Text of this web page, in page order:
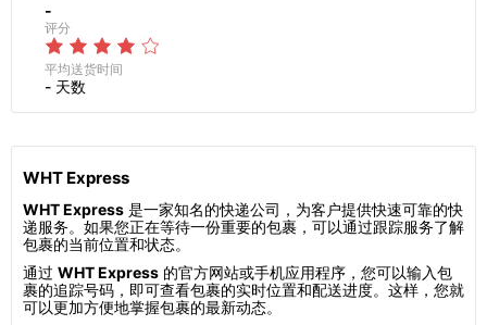
-
评分
平均送货时间
- 天数
WHT Express
WHT Express 是一家知名的快递公司，为客户提供快速可靠的快
递服务。如果您正在等待一份重要的包裹，可以通过跟踪服务了解
包裹的当前位置和状态。
通过 WHT Express 的官方网站或手机应用程序，您可以输入包
裹的追踪号码，即可查看包裹的实时位置和配送进度。这样，您就
可以更加方便地掌握包裹的最新动态。